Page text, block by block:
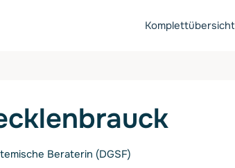
Komplettübersicht
Beraterin (DGSF)